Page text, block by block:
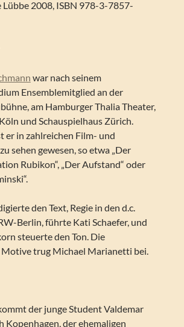
Lübbe 2008, ISBN 978-3-7857-
war nach seinem
Ensemblemitglied an der
am Hamburger Thalia Theater,
und Schauspielhaus Zürich.
er in zahlreichen Film- und
sehen gewesen, so etwa „Der
Rubikon“, „Der Aufstand“ oder
den Text, Regie in den d.c.
Berlin, führte Kati Schaefer, und
steuerte den Ton. Die
Motive trug Michael Marianetti bei.
der junge Student Valdemar
Kopenhagen, der ehemaligen